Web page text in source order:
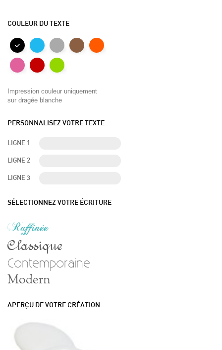
COULEUR DU TEXTE
Impression couleur uniquement
sur dragée blanche
PERSONNALISEZ VOTRE TEXTE
LIGNE 1
LIGNE 2
LIGNE 3
SÉLECTIONNEZ VOTRE ÉCRITURE
Raffinée
Classique
Contemporaine
Modern
APERÇU DE VOTRE CRÉATION